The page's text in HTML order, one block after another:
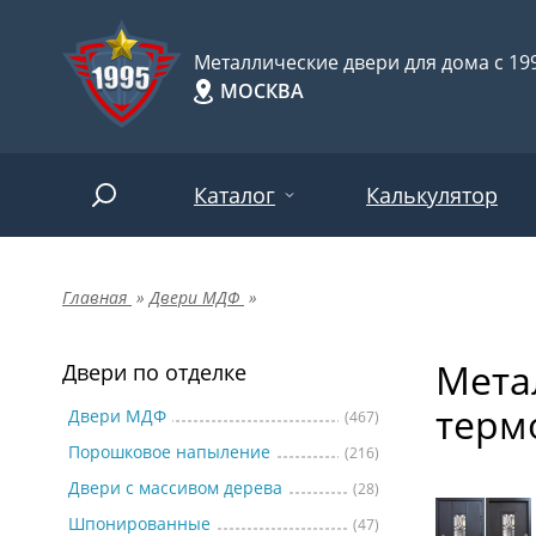
Металлические двери для дома с
МОСКВА
Каталог
Двери по отделке
Двери по назначению
Двери по особенностям
Калькулятор
Главная » Двери МДФ »
Двери по отделке
Двери МДФ (467)
Порошковое напыление (216)
Двери с массивом дерева (28)
Шпонированные (47)